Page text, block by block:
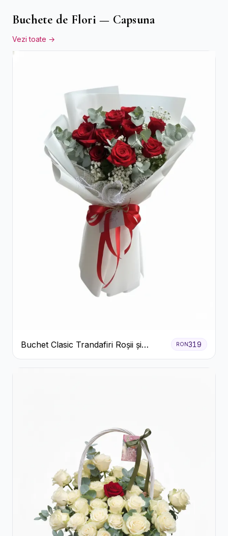
Buchete de Flori — Capsuna
Vezi toate →
Buchet Clasic Trandafiri Roșii și
Eucalipt
RON319